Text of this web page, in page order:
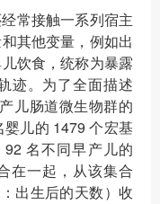
常接触一系列宿主
其他变量，例如出
饮食，统称为暴露
迹。为了全面描述
儿肠道微生物群的
儿的 1479 个宏基
名不同早产儿的
在一起，从该集合
出生后的天数）收